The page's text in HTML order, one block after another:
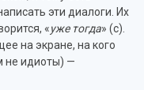
эти диалоги. Их
«уже тогда» (с).
на экране, на кого
не идиоты) —